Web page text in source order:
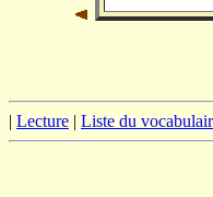
| Lecture | Liste du